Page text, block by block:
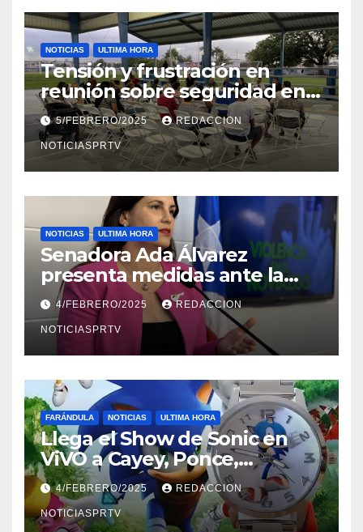
NOTICIAS ULTIMA HORA
Tensión y frustración en
reunión sobre seguridad en
Reparto Metropolitano
5/FEBRERO/2025 REDACCION
NOTICIASPRTV
NOTICIAS ULTIMA HORA
Senadora Ada Álvarez
presenta medidas ante la
violencia en el noviazgo
4/FEBRERO/2025 REDACCION
NOTICIASPRTV
FARÁNDULA NOTICIAS ULTIMA HORA
Llega el Show de Sonic en
ViVO a Cayey, Ponce,
Barceloneta y Humacao,
Relojes gratis para el que
compre ahora….
4/FEBRERO/2025 REDACCION
NOTICIASPRTV